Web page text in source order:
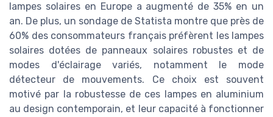
lampes solaires en Europe a augmenté de 35% en un
an. De plus, un sondage de Statista montre que près de
60% des consommateurs français préfèrent les lampes
solaires dotées de panneaux solaires robustes et de
modes d'éclairage variés, notamment le mode
détecteur de mouvements. Ce choix est souvent
motivé par la robustesse de ces lampes en aluminium
au design contemporain, et leur capacité à fonctionner